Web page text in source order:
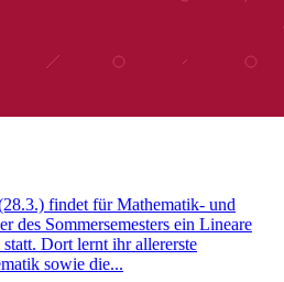
findet für Mathematik- und
des Sommersemesters ein Lineare
Dort lernt ihr allererste
sowie die...